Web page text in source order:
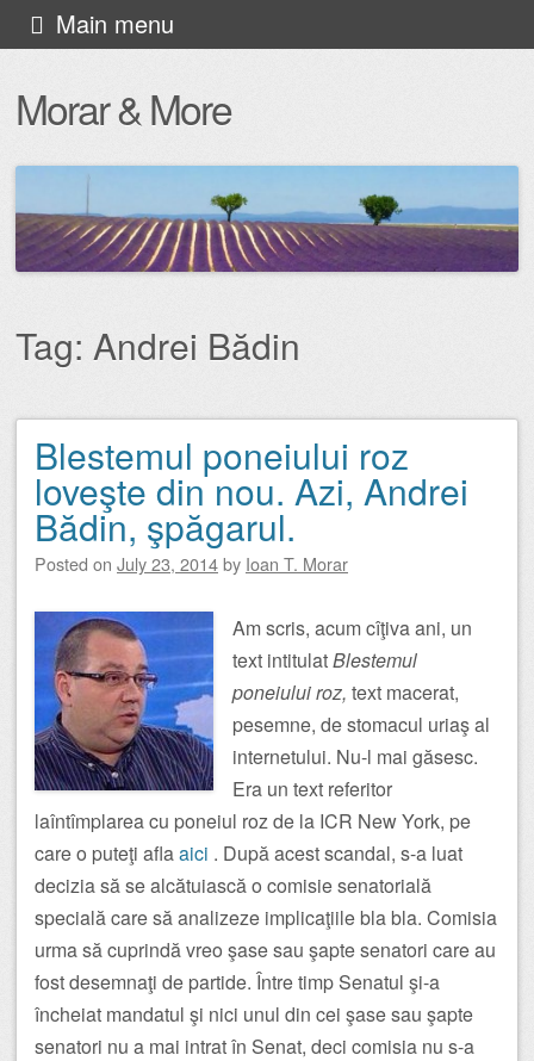
Morar & More
Main menu
Skip
to
content
Tag: Andrei Bădin
Post navigation
Blestemul poneiului roz
loveşte din nou. Azi, Andrei
Bădin, şpăgarul.
Posted on July 23, 2014by Ioan T. Morar
Am scris, acum cîţiva ani, un
text intitulatBlestemul
poneiului roz, text macerat,
pesemne, de stomacul uriaş al
internetului. Nu-l mai găsesc.
Era un text referitor
laîntîmplarea cu poneiul roz de la ICR New York, pe
care o puteţi aflaaici . După acest scandal, s-a luat
decizia să se alcătuiască o comisie senatorială
specială care să analizeze implicaţiile bla bla. Comisia
urma să cuprindă vreo şase sau şapte senatori care au
fost desemnaţi de partide. Între timp Senatul şi-a
încheiat mandatul şi nici unul din cei şase sau şapte
senatori nu a mai intrat în Senat, deci comisia nu s-a